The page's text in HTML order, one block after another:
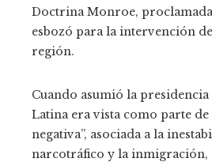
Doctrina Monroe, proclamada
esbozó para la intervención
región.
Cuando asumió la presidencia
Latina era vista como parte de
negativa”, asociada a la
narcotráfico y la inmigración,